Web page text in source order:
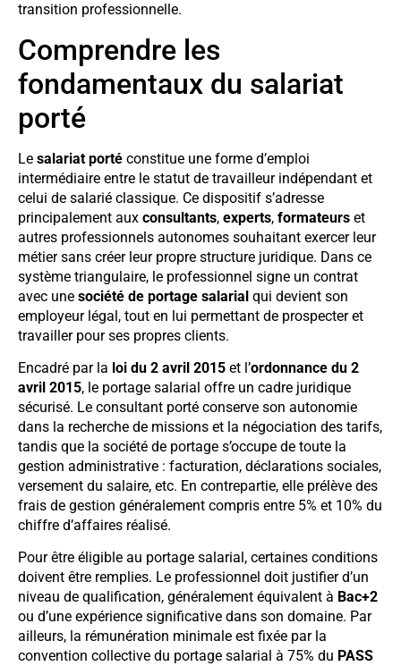
transition professionnelle.
Comprendre les
fondamentaux du salariat
porté
Le salariat porté constitue une forme d’emploi
intermédiaire entre le statut de travailleur indépendant et
celui de salarié classique. Ce dispositif s’adresse
principalement aux consultants, experts, formateurs et
autres professionnels autonomes souhaitant exercer leur
métier sans créer leur propre structure juridique. Dans ce
système triangulaire, le professionnel signe un contrat
avec une société de portage salarial qui devient son
employeur légal, tout en lui permettant de prospecter et
travailler pour ses propres clients.
Encadré par la loi du 2 avril 2015 et l’ordonnance du 2
avril 2015, le portage salarial offre un cadre juridique
sécurisé. Le consultant porté conserve son autonomie
dans la recherche de missions et la négociation des tarifs,
tandis que la société de portage s’occupe de toute la
gestion administrative : facturation, déclarations sociales,
versement du salaire, etc. En contrepartie, elle prélève des
frais de gestion généralement compris entre 5% et 10% du
chiffre d’affaires réalisé.
Pour être éligible au portage salarial, certaines conditions
doivent être remplies. Le professionnel doit justifier d’un
niveau de qualification, généralement équivalent à Bac+2
ou d’une expérience significative dans son domaine. Par
ailleurs, la rémunération minimale est fixée par la
convention collective du portage salarial à 75% du PASS